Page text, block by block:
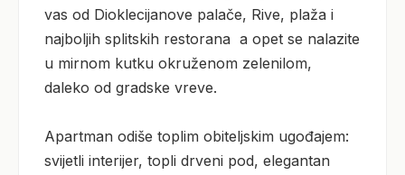
vas od Dioklecijanove palače, Rive, plaža i
najboljih splitskih restorana  a opet se nalazite
u mirnom kutku okruženom zelenilom,
daleko od gradske vreve.
Apartman odiše toplim obiteljskim ugođajem:
svijetli interijer, topli drveni pod, elegantan